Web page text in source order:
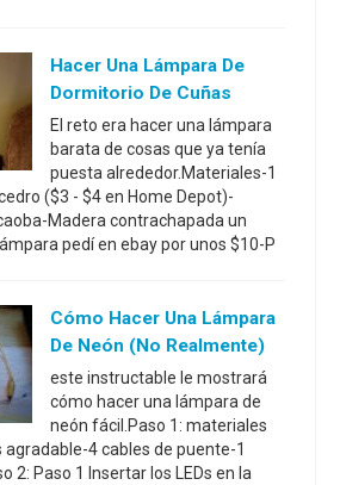
Hacer Una Lámpara De
Dormitorio De Cuñas
El reto era hacer una lámpara
barata de cosas que ya tenía
puesta alrededor.Materiales-1
($3 - $4 en Home Depot)-
Madera contrachapada un
pedí en ebay por unos $10-P
Cómo Hacer Una Lámpara
De Neón (no Realmente)
este instructable le mostrará
cómo hacer una lámpara de
neón fácil.Paso 1: materiales
agradable-4 cables de puente-1
2: Paso 1 Insertar los LEDs en la